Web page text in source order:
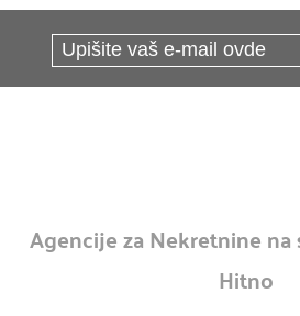
Agencije za Nekretnine
Hitno